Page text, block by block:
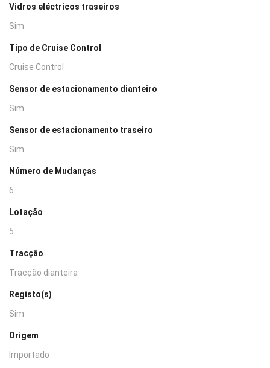
Vidros eléctricos traseiros
Sim
Tipo de Cruise Control
Cruise Control
Sensor de estacionamento dianteiro
Sim
Sensor de estacionamento traseiro
Sim
Número de Mudanças
6
Lotação
5
Tracção
Tracção dianteira
Registo(s)
Sim
Origem
Importado